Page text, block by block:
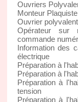
Ouvriers
Monteur
Ouvrier
Opérateur sur
commande
Information des
électrique
Préparation à
Préparation à
Préparation à
tension
Préparation à